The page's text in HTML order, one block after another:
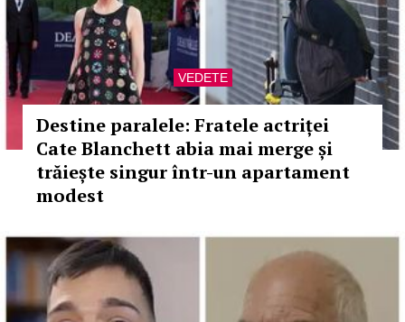
VEDETE
Destine paralele: Fratele actriței
Cate Blanchett abia mai merge și
trăiește singur într-un apartament
modest